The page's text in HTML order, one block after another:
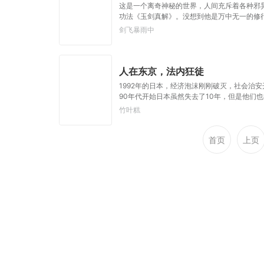
这是一个离奇神秘的世界，人间充斥着各种
功法《玉剑真解》。没想到他是万中无一的
理念，段云从不藏私，传武天下。谁曾想……“
剑飞暴雨中
人在东京，法内狂徒
1992年的日本，经济泡沫刚刚破灭，社会治
90年代开始日本虽然失去了10年，但是他们
竹叶糕
首页 上页